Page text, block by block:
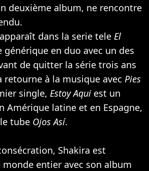
deuxième album, ne rencontre
dans la serie tele El
générique en duo avec un des
de quitter la série trois ans
retourne à la musique avec Pies
single, Estoy Aqui est un
Amérique latine et en Espagne,
tube Ojos Así.
Shakira est
monde entier avec son album